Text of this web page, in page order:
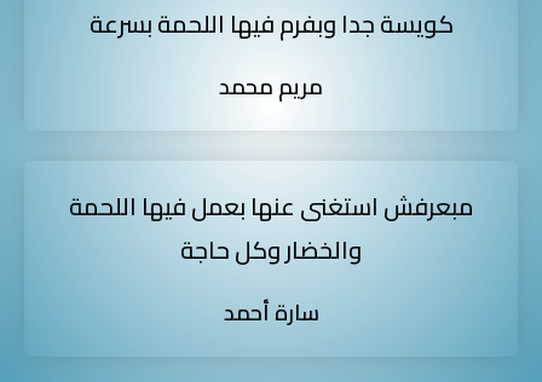
كويسة جدا وبفرم فيها اللحمة بسرعة
مريم محمد
مبعرفش استغنى عنها بعمل فيها اللحمة
والخضار وكل حاجة
سارة أحمد